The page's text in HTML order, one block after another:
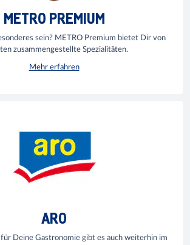
METRO PREMIUM
sein? METRO Premium bietet Dir von
zusammengestellte Spezialitäten.
Mehr erfahren
ARO
Deine Gastronomie gibt es auch weiterhin im